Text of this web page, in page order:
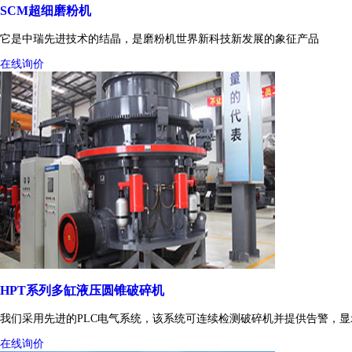
SCM超细磨粉机
它是中瑞先进技术的结晶，是磨粉机世界新科技新发展的象征产品
在线询价
HPT系列多缸液压圆锥破碎机
我们采用先进的PLC电气系统，该系统可连续检测破碎机并提供告警，
在线询价